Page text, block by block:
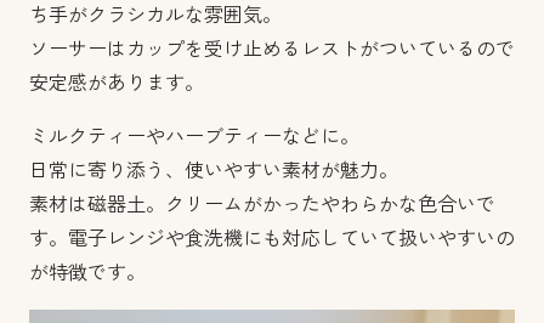
ち手がクラシカルな雰囲気。
ソーサーはカップを受け止めるレストがついているので
安定感があります。
ミルクティーやハーブティーなどに。
日常に寄り添う、使いやすい素材が魅力。
素材は磁器土。クリームがかったやわらかな色合いで
す。電子レンジや食洗機にも対応していて扱いやすいの
が特徴です。